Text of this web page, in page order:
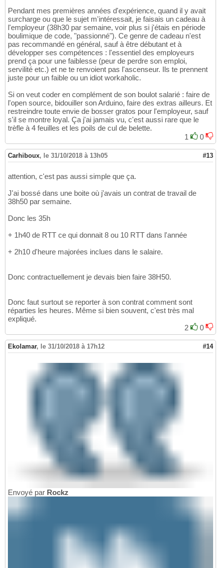
Pendant mes premières années d'expérience, quand il y avait
surcharge ou que le sujet m'intéressait, je faisais un cadeau à
l'employeur (38h30 par semaine, voir plus si j'étais en période
boulimique de code, "passionné"). Ce genre de cadeau n'est
pas recommandé en général, sauf à être débutant et à
développer ses compétences : l'essentiel des employeurs
prend ça pour une faiblesse (peur de perdre son emploi,
servilité etc.) et ne te renvoient pas l'ascenseur. Ils te prennent
juste pour un faible ou un idiot workaholic.
Si on veut coder en complément de son boulot salarié : faire de
l'open source, bidouiller son Arduino, faire des extras ailleurs. Et
restreindre toute envie de bosser gratos pour l'employeur, sauf
s'il se montre loyal. Ça j'ai jamais vu, c'est aussi rare que le
trèfle à 4 feuilles et les poils de cul de belette.
1
0
Carhiboux, le 31/10/2018 à 13h05 #13
attention, c'est pas aussi simple que ça.
J'ai bossé dans une boite où j'avais un contrat de travail de
38h50 par semaine.
Donc les 35h
+ 1h40 de RTT ce qui donnait 8 ou 10 RTT dans l'année
+ 2h10 d'heure majorées inclues dans le salaire.
Donc contractuellement je devais bien faire 38H50.
Donc faut surtout se reporter à son contrat comment sont
réparties les heures. Même si bien souvent, c'est très mal
expliqué.
2
0
Ekolamar, le 31/10/2018 à 17h12 #14
Envoyé par Rockz